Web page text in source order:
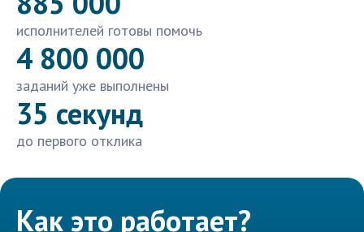
исполнителей готовы помочь
4 800 000
заданий уже выполнены
35 секунд
до первого отклика
Как это работает?